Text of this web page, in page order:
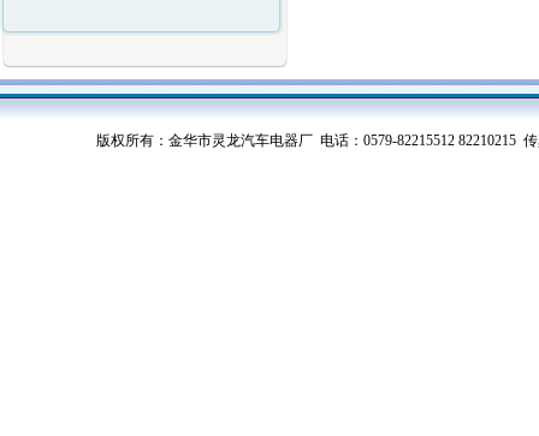
版权所有：金华市灵龙汽车电器厂 电话：0579-82215512 82210215 传